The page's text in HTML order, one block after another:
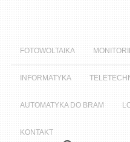
FOTOWOLTAIKA
INFORMATYKA
AUTOMATYKA DO BRAM
KONTAKT